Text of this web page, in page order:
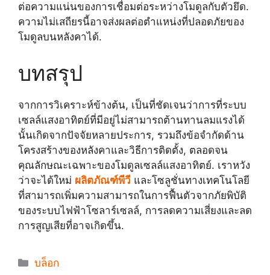
ต่อความแน่นของการเชื่อมต่อระหว่างโมดูลกับตัวยึด.
ความไม่เสถียรนี้อาจส่งผลต่อตำแหน่งที่ปลอดภัยของ
โมดูลบนหลังคาได้.
บทสรุป
จากการวิเคราะห์ข้างต้น, เป็นที่ชัดเจนว่าการที่ระบบ
เซลล์แสงอาทิตย์ที่มีอยู่ไม่สามารถต้านทานลมแรงได้
นั้นเกิดจากปัจจัยหลายประการ, รวมถึงข้อจำกัดด้าน
โครงสร้างของหลังคาและวิธีการติดตั้ง, ตลอดจน
คุณลักษณะเฉพาะของโมดูลเซลล์แสงอาทิตย์. เราหวัง
ว่าจะได้ใหม่ ผลิตภัณฑ์พีวี และโซลูชั่นทางเทคโนโลยี
ที่สามารถเพิ่มความสามารถในการฟื้นตัวจากภัยพิบัติ
ของระบบไฟฟ้าโซลาร์เซลล์, การลดความเสี่ยงและลด
การสูญเสียที่อาจเกิดขึ้น.
บล็อก